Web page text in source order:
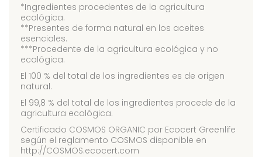
*Ingredientes procedentes de la agricultura
ecológica.
**Presentes de forma natural en los aceites
esenciales.
***Procedente de la agricultura ecológica y no
ecológica.
El 100 % del total de los ingredientes es de origen
natural.
El 99,8 % del total de los ingredientes procede de la
agricultura ecológica.
Certificado COSMOS ORGANIC por Ecocert Greenlife
según el reglamento COSMOS disponible en
http://COSMOS.ecocert.com